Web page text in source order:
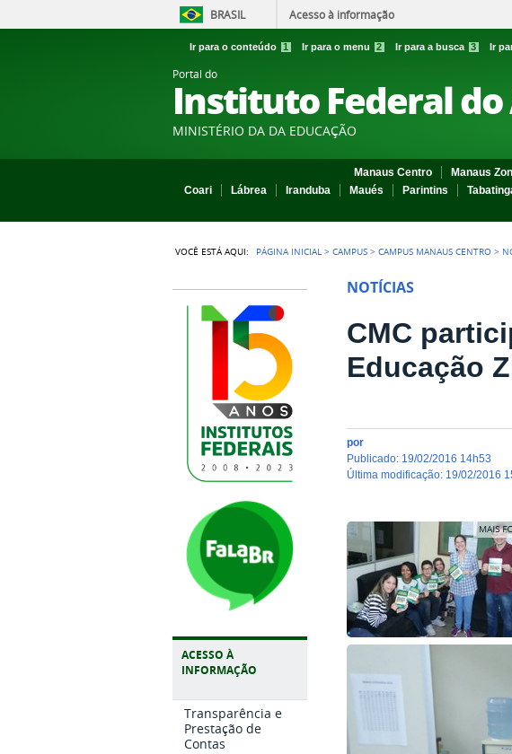
BRASIL Acesso à informação
Ir para o conteúdo 1 Ir para o menu 2 Ir para a busca 3 Ir
Portal do
Instituto Federal do
MINISTÉRIO DA DA EDUCAÇÃO
Manaus Centro Manaus
Coari
Lábrea Iranduba Maués Parintins
VOCÊ ESTÁ AQUI: PÁGINA INICIAL >CAMPUS >CAMPUS MANAUS CENTRO >
ACESSO À
INFORMAÇÃO
Transparência e
Prestação de
Contas
NOTÍCIAS
CMC
Educação
por
publicado: 19/02/2016 14h53
última modificação: 19/02/2016